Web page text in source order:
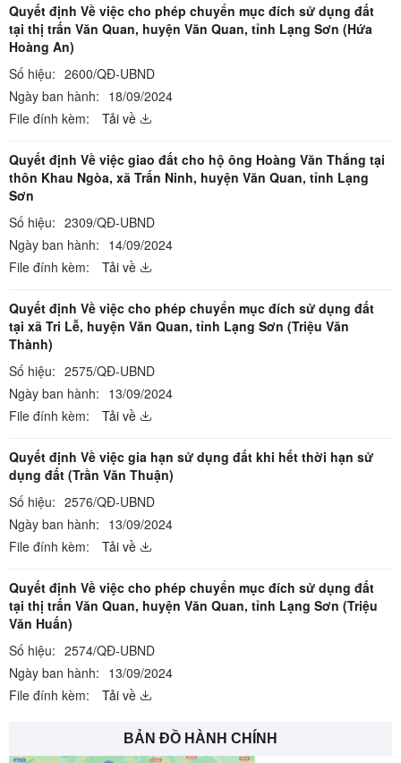
Quyết định Về việc cho phép chuyển mục đích sử dụng đất
tại thị trấn Văn Quan, huyện Văn Quan, tỉnh Lạng Sơn (Hứa
Hoàng An)
Số hiệu: 2600/QĐ-UBND
Ngày ban hành: 18/09/2024
File đính kèm:
Tải về
Quyết định Về việc giao đất cho hộ ông Hoàng Văn Thắng tại
thôn Khau Ngòa, xã Trấn Ninh, huyện Văn Quan, tỉnh Lạng
Sơn
Số hiệu: 2309/QĐ-UBND
Ngày ban hành: 14/09/2024
File đính kèm:
Tải về
Quyết định Về việc cho phép chuyển mục đích sử dụng đất
tại xã Tri Lễ, huyện Văn Quan, tỉnh Lạng Sơn (Triệu Văn
Thành)
Số hiệu: 2575/QĐ-UBND
Ngày ban hành: 13/09/2024
File đính kèm:
Tải về
Quyết định Về việc gia hạn sử dụng đất khi hết thời hạn sử
dụng đất (Trần Văn Thuận)
Số hiệu: 2576/QĐ-UBND
Ngày ban hành: 13/09/2024
File đính kèm:
Tải về
Quyết định Về việc cho phép chuyển mục đích sử dụng đất
tại thị trấn Văn Quan, huyện Văn Quan, tỉnh Lạng Sơn (Triệu
Văn Huấn)
Số hiệu: 2574/QĐ-UBND
Ngày ban hành: 13/09/2024
File đính kèm:
Tải về
BẢN ĐỒ HÀNH CHÍNH